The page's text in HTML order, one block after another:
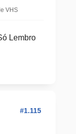
VHS
Lembro
#1.115